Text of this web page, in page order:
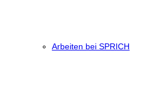
Arbeiten bei SPRICH